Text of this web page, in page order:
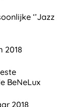
‘’Jazz
2018
BeNeLux
2018